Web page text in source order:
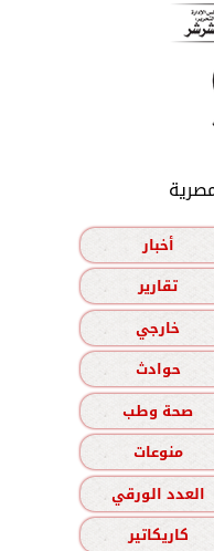
أخبار
تقارير
خارجي
حوادث
صحة وطب
منوعات
العدد الورقي
كاريكاتير